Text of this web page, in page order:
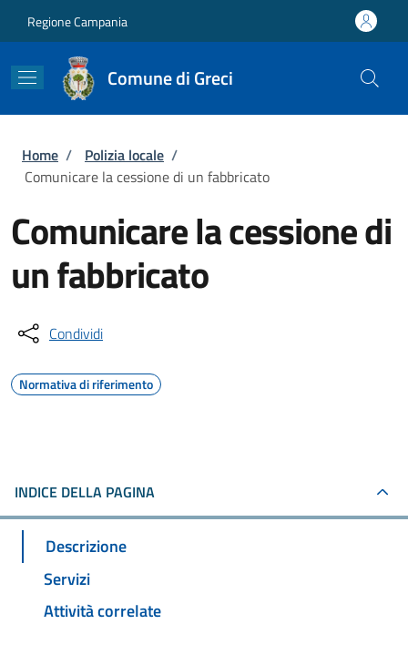
Regione Campania
Comune di Greci
Briciole di pane
Home / Polizia locale /
Comunicare la cessione di un fabbricato
Comunicare la cessione di
un fabbricato
Condividi
Normativa di riferimento
INDICE DELLA PAGINA
Descrizione
Servizi
Attività correlate